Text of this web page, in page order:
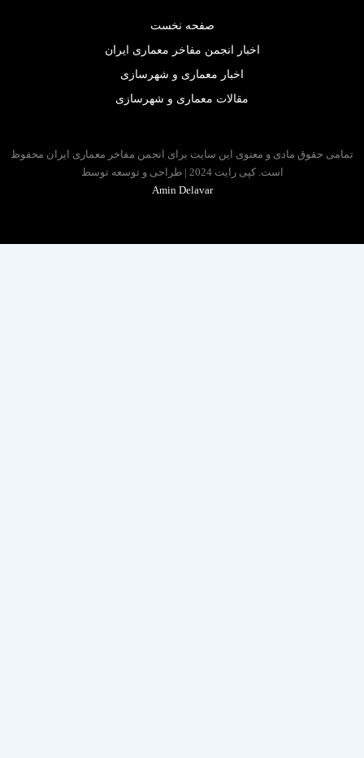
صفحه نخست
اخبار انجمن مفاخر معماری ایران
اخبار معماری و شهرسازی
مقالات معماری و شهرسازی
حقوق مادی و معنوی این سایت برای انجمن مفاخر معماری ایران محفوظ
است. کپی رایت 2024 | طراحی و توسعه توسط
Amin Delavar